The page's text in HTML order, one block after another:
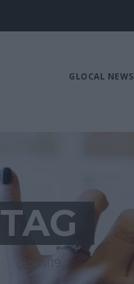
GLOCAL NEWS
TAG
glocal19